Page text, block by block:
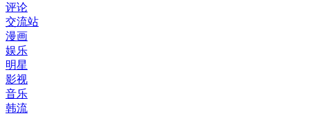
评论
交流站
漫画
娱乐
明星
影视
音乐
韩流